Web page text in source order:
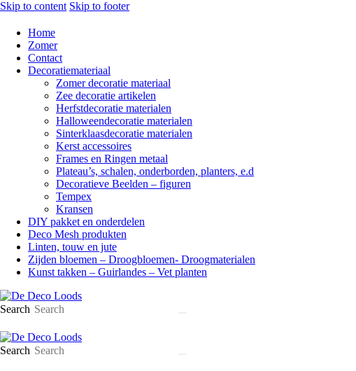
Skip to content Skip to footer
Home
Zomer
Contact
Decoratiemateriaal
Zomer decoratie materiaal
Zee decoratie artikelen
Herfstdecoratie materialen
Halloweendecoratie materialen
Sinterklaasdecoratie materialen
Kerst accessoires
Frames en Ringen metaal
Plateau’s, schalen, onderborden, planters, e.d
Decoratieve Beelden – figuren
Tempex
Kransen
DIY pakket en onderdelen
Deco Mesh produkten
Linten, touw en jute
Zijden bloemen – Droogbloemen- Droogmaterialen
Kunst takken – Guirlandes – Vet planten
Search
Search